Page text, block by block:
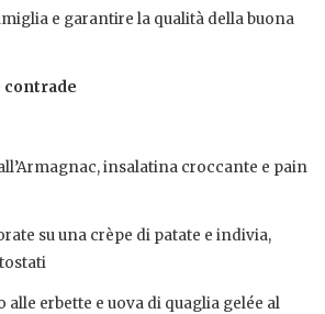
e garantire la qualità della buona
contrade
insalatina croccante e pain
su una crèpe di patate e indivia,
erbette e uova di quaglia gelée al